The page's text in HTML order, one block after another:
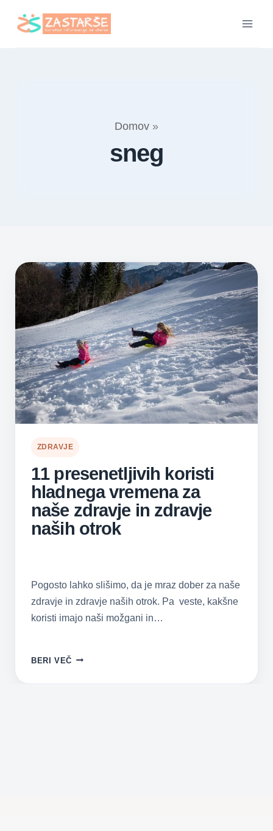
Domov »
sneg
ZDRAVJE
11 presenetljivih koristi
hladnega vremena za
naše zdravje in zdravje
naših otrok
Pogosto lahko slišimo, da je mraz dober za naše
zdravje in zdravje naših otrok. Pa veste, kakšne
koristi imajo naši možgani in…
BERI VEČ 11
KORISTI